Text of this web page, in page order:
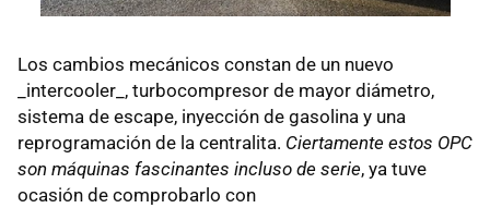
Los cambios mecánicos constan de un nuevo
_intercooler_, turbocompresor de mayor diámetro,
sistema de escape, inyección de gasolina y una
reprogramación de la centralita. Ciertamente estos OPC
son máquinas fascinantes incluso de serie, ya tuve
ocasión de comprobarlo con